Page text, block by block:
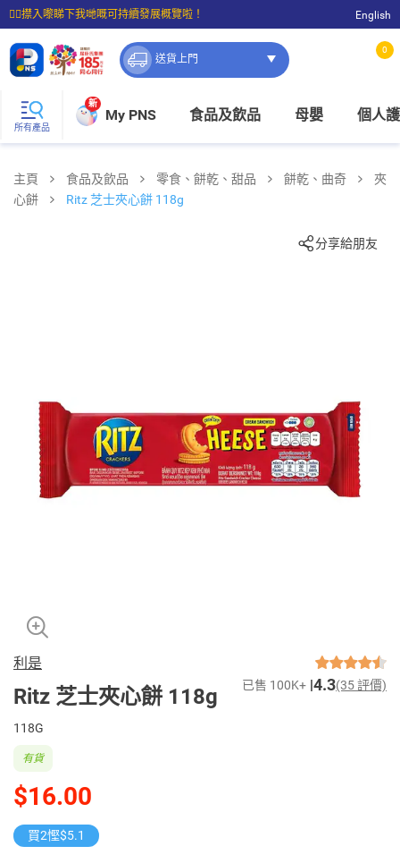
☝🏼㩒入嚟睇下我哋嘅可持續發展概覽啦！
⭐購物滿$399即享免費送貨；滿$100即可免費店取。
English
送貨上門
0
所有產品
新
My PNS 食品及飲品 母嬰 個人
主頁 食品及飲品 零食、餅乾、甜品 餅乾、曲奇
夾
心餅
Ritz 芝士夾心餅 118g
分享給朋友
利是
Ritz 芝士夾心餅 118g 已售 100K+ 4.3(35 評價)
118G
$16.00
有貨
買2慳$5.1